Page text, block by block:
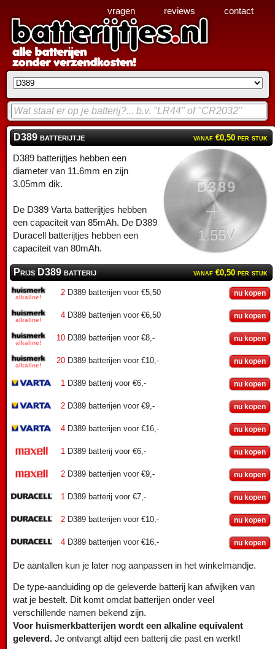
D389 batterijtje vanaf €0,50 per stuk
D389
1.55V
D389 batterijtjes hebben een
diameter van 11.6mm en zijn
3.05mm dik.
De D389 Varta batterijtjes hebben
een capaciteit van 85mAh. De D389
Duracell batterijtjes hebben een
capaciteit van 80mAh.
Prijs D389 batterij vanaf €0,50 per stuk
2 D389 batterijen voor €5,50 nu kopen
4 D389 batterijen voor €6,50 nu kopen
10 D389 batterijen voor €8,- nu kopen
20 D389 batterijen voor €10,- nu kopen
1 D389 batterij voor €6,- nu kopen
2 D389 batterijen voor €9,- nu kopen
4 D389 batterijen voor €16,- nu kopen
1 D389 batterij voor €6,- nu kopen
2 D389 batterijen voor €9,- nu kopen
1 D389 batterij voor €7,- nu kopen
2 D389 batterijen voor €10,- nu kopen
4 D389 batterijen voor €16,- nu kopen
De aantallen kun je later nog aanpassen in het winkelmandje.
De type-aanduiding op de geleverde batterij kan afwijken van
wat je bestelt. Dit komt omdat batterijen onder veel
verschillende namen bekend zijn.
Voor huismerkbatterijen wordt een alkaline equivalent
geleverd. Je ontvangt altijd een batterij die past en werkt!
vragen reviews contact